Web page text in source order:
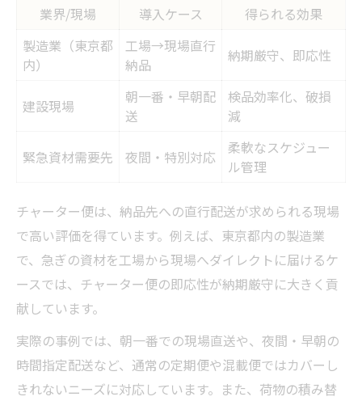
業界/現場 導入ケース
得られる効果
製造業（東京都
内）
工場→現場直行
納品
納期厳守、即応性
建設現場
朝一番・早朝配
送
検品効率化、破損
減
緊急資材需要先 夜間・特別対応
柔軟なスケジュー
ル管理
チャーター便は、納品先への直行配送が求められる現場
で高い評価を得ています。例えば、東京都内の製造業
で、急ぎの資材を工場から現場へダイレクトに届けるケ
ースでは、チャーター便の即応性が納期厳守に大きく貢
献しています。
実際の事例では、朝一番での現場直送や、夜間・早朝の
時間指定配送など、通常の定期便や混載便ではカバーし
きれないニーズに対応しています。また、荷物の積み替